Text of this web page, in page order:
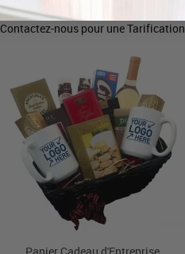
Contactez-nous pour une Tarification